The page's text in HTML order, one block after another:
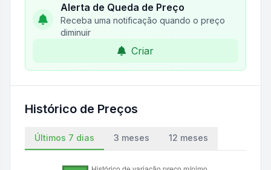
Alerta de Queda de Preço
Receba uma notificação quando o preço
diminuir
Criar
Histórico de Preços
Últimos 7 dias 3 meses 12 meses